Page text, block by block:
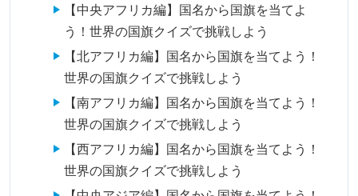
【中央アフリカ編】国名から国旗を当てよ
う！世界の国旗クイズで挑戦しよう
【北アフリカ編】国名から国旗を当てよう！
世界の国旗クイズで挑戦しよう
【南アフリカ編】国名から国旗を当てよう！
世界の国旗クイズで挑戦しよう
【西アフリカ編】国名から国旗を当てよう！
世界の国旗クイズで挑戦しよう